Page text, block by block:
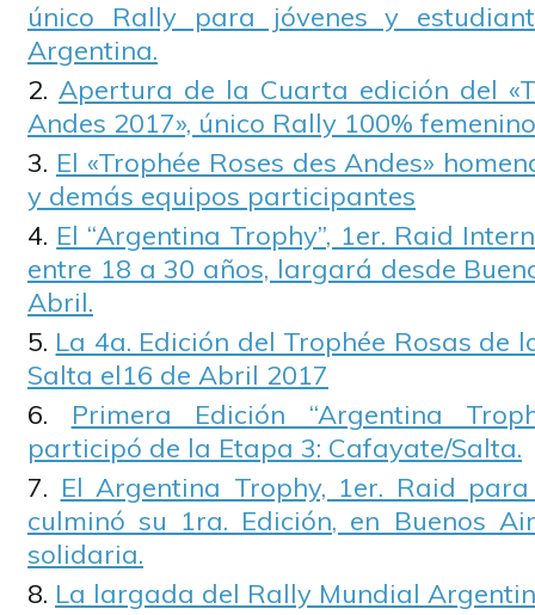
único Rally para jóvenes y
Argentina.
Apertura de la Cuarta edición del
Andes 2017», único Rally 100% femenino
El «Trophée Roses des Andes»
y demás equipos participantes
El “Argentina Trophy”, 1er. Raid
entre 18 a 30 años, largará desde
Abril.
La 4a. Edición del Trophée Rosas de
Salta el16 de Abril 2017
Primera Edición “Argentina
participó de la Etapa 3: Cafayate/Salta.
El Argentina Trophy, 1er. Raid
culminó su 1ra. Edición, en Buenos
solidaria.
La largada del Rally Mundial